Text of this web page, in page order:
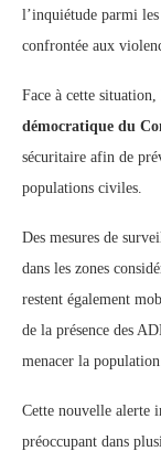
l’inquiétude parmi
confrontée aux
Face à cette situation,
démocratique du
sécuritaire afin de
populations civiles.
Des mesures de
dans les zones
restent également
de la présence des
menacer la population.
Cette nouvelle alerte
préoccupant dans